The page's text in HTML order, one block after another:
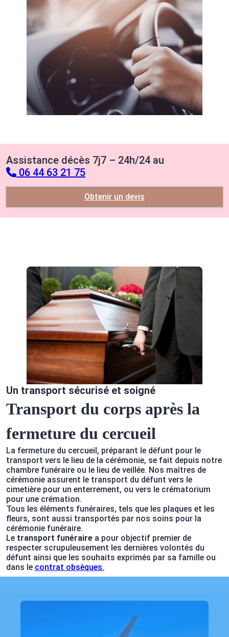
Assistance décès 7j7 – 24h/24 au
06 44 63 21 75
Obtenir un devis
Un transport sécurisé et soigné
Transport du corps après la
fermeture du cercueil
La fermeture du cercueil, préparant le défunt pour le
transport vers le lieu de la cérémonie, se fait depuis notre
chambre funéraire ou le lieu de veillée. Nos maîtres de
cérémonie assurent le transport du défunt vers le
cimetière pour un enterrement, ou vers le crématorium
pour une crémation.
Tous les éléments funéraires, tels que les plaques et les
fleurs, sont aussi transportés par nos soins pour la
cérémonie funéraire.
Le transport funéraire a pour objectif premier de
respecter scrupuleusement les dernières volontés du
défunt ainsi que les souhaits exprimés par sa famille ou
dans le contrat obsèques.